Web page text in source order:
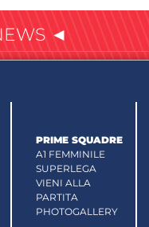
◄
PRIME SQUADRE
A1 FEMMINILE
SUPERLEGA
VIENI ALLA
PARTITA
PHOTOGALLERY